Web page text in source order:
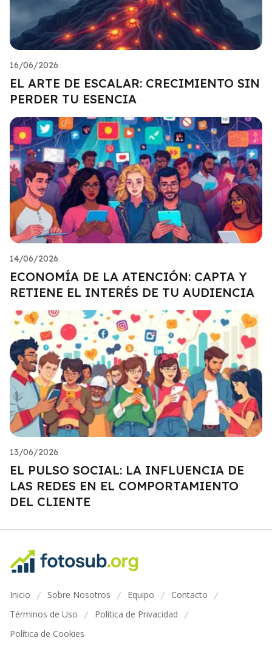
16/06/2026
EL ARTE DE ESCALAR: CRECIMIENTO SIN
PERDER TU ESENCIA
14/06/2026
ECONOMÍA DE LA ATENCIÓN: CAPTA Y
RETIENE EL INTERÉS DE TU AUDIENCIA
13/06/2026
EL PULSO SOCIAL: LA INFLUENCIA DE
LAS REDES EN EL COMPORTAMIENTO
DEL CLIENTE
Inicio / Sobre Nosotros / Equipo / Contacto /
Términos de Uso / Política de Privacidad /
Política de Cookies